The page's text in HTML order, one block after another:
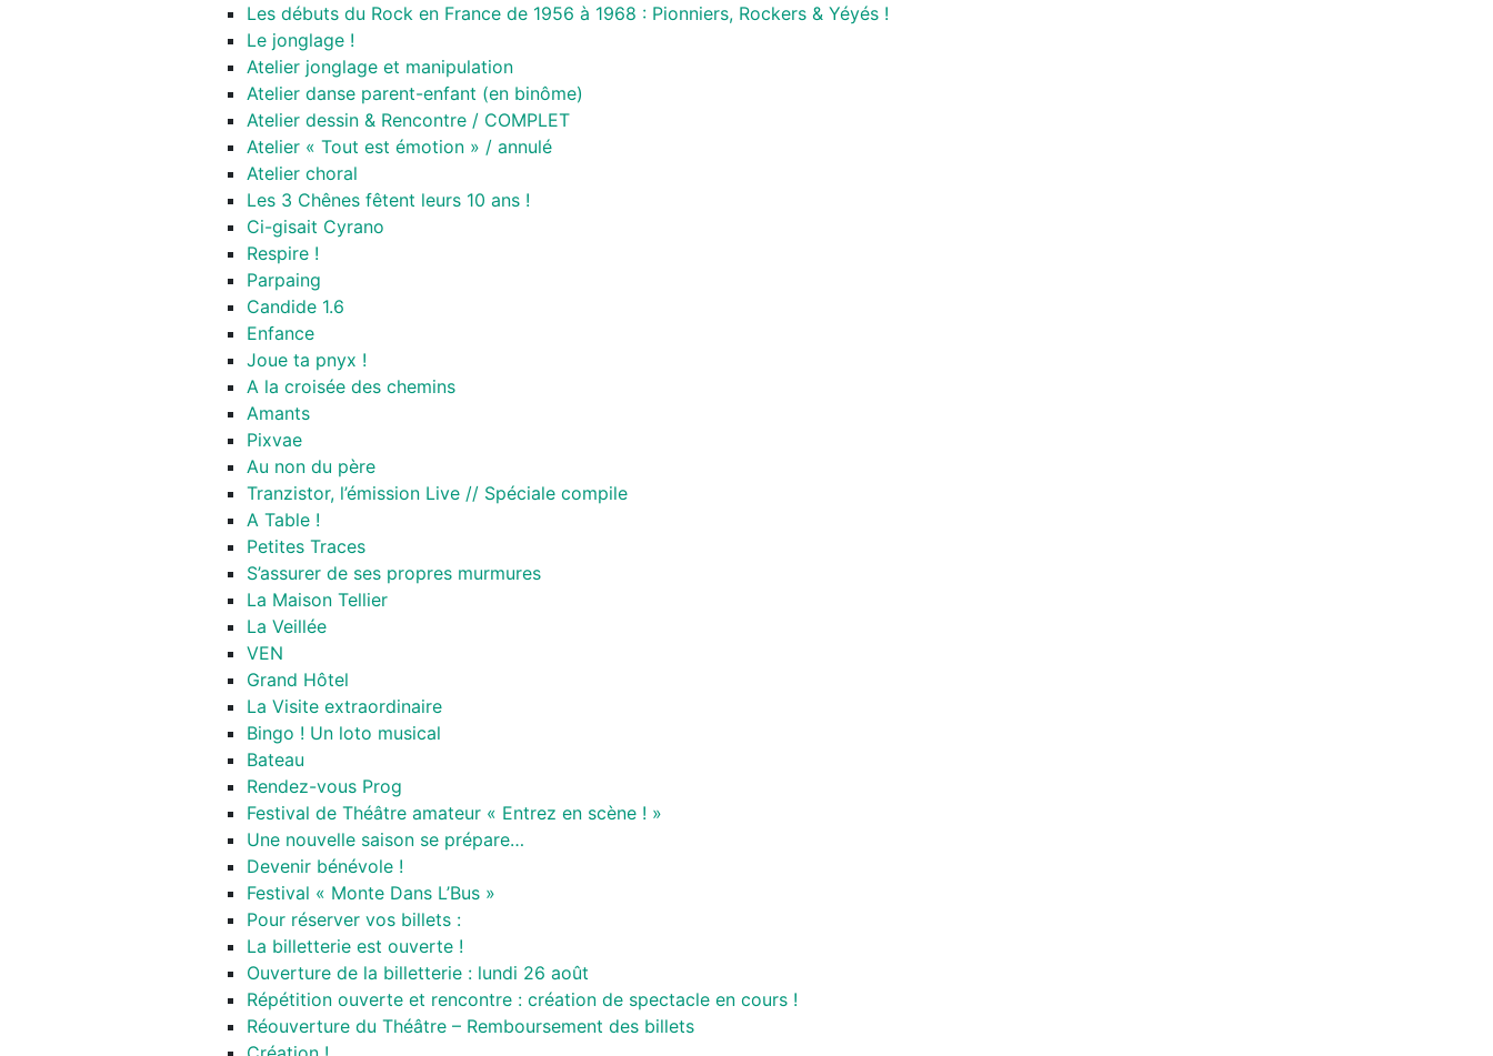
Les débuts du Rock en France de 1956 à 1968 : Pionniers, Rockers & Yéyés !
Le jonglage !
Atelier jonglage et manipulation
Atelier danse parent-enfant (en binôme)
Atelier dessin & Rencontre / COMPLET
Atelier « Tout est émotion » / annulé
Atelier choral
Les 3 Chênes fêtent leurs 10 ans !
Ci-gisait Cyrano
Respire !
Parpaing
Candide 1.6
Enfance
Joue ta pnyx !
A la croisée des chemins
Amants
Pixvae
Au non du père
Tranzistor, l’émission Live // Spéciale compile
A Table !
Petites Traces
S’assurer de ses propres murmures
La Maison Tellier
La Veillée
VEN
Grand Hôtel
La Visite extraordinaire
Bingo ! Un loto musical
Bateau
Rendez-vous Prog
Festival de Théâtre amateur « Entrez en scène ! »
Une nouvelle saison se prépare…
Devenir bénévole !
Festival « Monte Dans L’Bus »
Pour réserver vos billets :
La billetterie est ouverte !
Ouverture de la billetterie : lundi 26 août
Répétition ouverte et rencontre : création de spectacle en cours !
Réouverture du Théâtre – Remboursement des billets